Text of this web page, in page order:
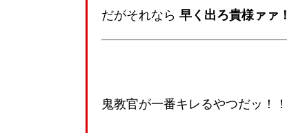
だがそれなら 早く出ろ貴様ァァ
鬼教官が一番キレるやつだッ！！